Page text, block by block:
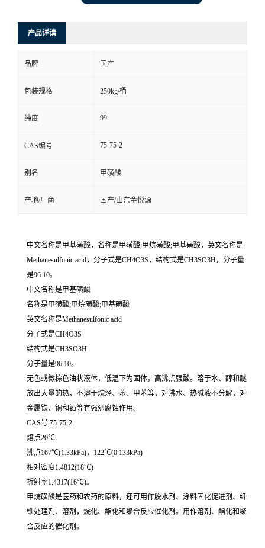
产品详请
品牌 国产
包装规格 250kg/桶
纯度 99
CAS编号 75-75-2
别名 甲磺酸
产地/厂商 国产/山东金悦源
中文名称是甲基磺酸，名称是甲磺酸;甲烷磺酸;甲基磺酸，英文名称是
Methanesulfonic acid，分子式是CH4O3S，结构式是CH3SO3H，分子量
是96.10。
中文名称是甲基磺酸
名称是甲磺酸;甲烷磺酸;甲基磺酸
英文名称是Methanesulfonic acid
分子式是CH4O3S
结构式是CH3SO3H
分子量是96.10。
无色或微棕色油状液体，低温下为固体，高沸点强酸。溶于水、醇和醚
放出大量的热，不溶于烷烃、苯、甲苯等，对沸水、热碱液不分解，对
金属铁、铜和铅等有强烈腐蚀作用。
CAS号:75-75-2
熔点20℃
沸点167℃(1.33kPa)，122℃(0.133kPa)
相对密度1.4812(18℃)
折射率1.4317(16℃)。
甲烷磺酸是医药和农药的原料，还可用作脱水剂、涂料固化促进剂、纤
维处理剂、溶剂，烷化、酯化和聚合反应催化剂。用作溶剂、酯化和聚
合反应的催化剂。